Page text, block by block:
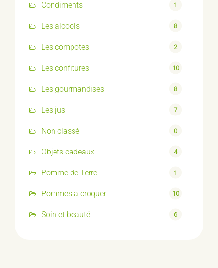
Condiments 1
Les alcools 8
Les compotes 2
Les confitures 10
Les gourmandises 8
Les jus 7
Non classé 0
Objets cadeaux 4
Pomme de Terre 1
Pommes à croquer 10
Soin et beauté 6